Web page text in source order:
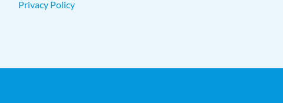
Privacy Policy